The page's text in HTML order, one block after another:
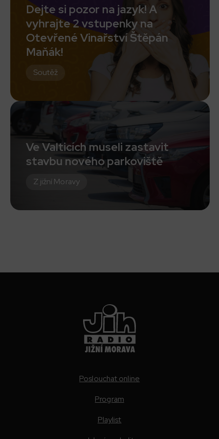
Dejte si pozor na jazyk! A
vyhrajte 2 vstupenky na
Otevřené Vinařství Štěpán
Maňák!
Soutěž
Ve Valticích museli zastavit
stavbu nového parkoviště
Z jižní Moravy
Poslouchat online
Program
Playlist